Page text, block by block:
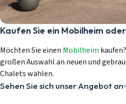
Kaufen Sie ein Mobilheim
Möchten Sie einen Mobilheim
großen Auswahl an neuen und
Chalets wählen.
Sehen Sie sich unser Angebot an
Login
Ein